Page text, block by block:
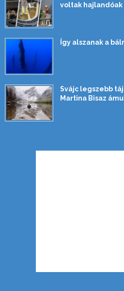
voltak
Így alszanak a
Svájc legszebb
Martina Bisaz